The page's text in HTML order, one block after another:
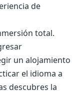
de
total.
un alojamiento
el idioma a
descubres la